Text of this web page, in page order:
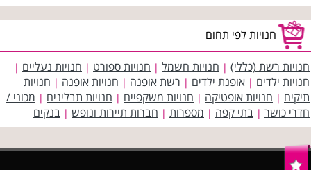
חנויות לפי תחום
חנויות רשת (כללי) | חנויות חשמל | חנויות ספורט | חנויות נעליים |
חנויות ילדים | אופנת ילדים | רשת אופנה | חנויות אופנה | חנויות
תיקים | חנויות אופטיקה | חנויות משקפיים | חנויות תבלינים | מכוני /
חדרי כושר | בתי קפה | מספרות | חברות תיירות ונופש | בנקים